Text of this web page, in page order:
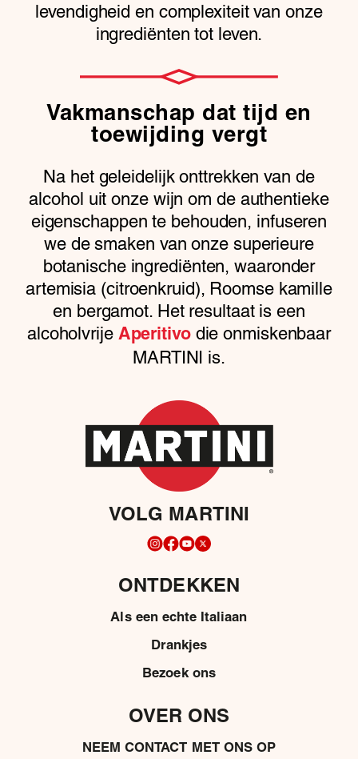
levendigheid en complexiteit van onze
ingrediënten tot leven.
Vakmanschap dat tijd en
toewijding vergt
Na het geleidelijk onttrekken van de
alcohol uit onze wijn om de authentieke
eigenschappen te behouden, infuseren
we de smaken van onze superieure
botanische ingrediënten, waaronder
artemisia (citroenkruid), Roomse kamille
en bergamot. Het resultaat is een
alcoholvrije Aperitivodie onmiskenbaar
MARTINI is.
VOLG MARTINI
ONTDEKKEN
Als een echte Italiaan
Drankjes
Bezoek ons
OVER ONS
NEEM CONTACT MET ONS OP